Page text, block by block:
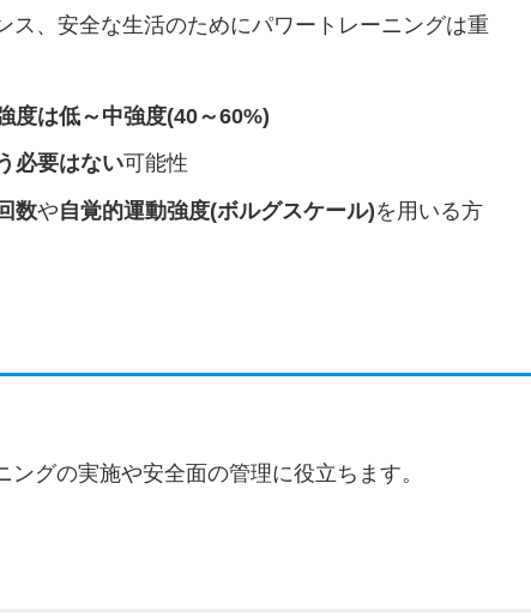
ス、安全な生活のためにパワートレーニングは重
度は低～中強度(40～60%)
必要はない可能性
数や自覚的運動強度(ボルグスケール)を用いる方
グの実施や安全面の管理に役立ちます。